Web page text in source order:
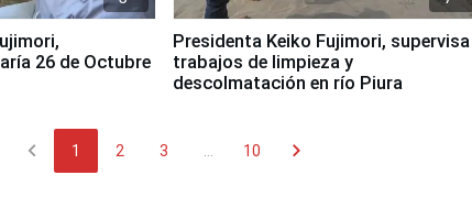
26 de Octubre
Presidenta Keiko Fujimori, supervisa
trabajos de limpieza y
descolmatación en río Piura
chevron_left 1 2 3 ... 10 chevron_right